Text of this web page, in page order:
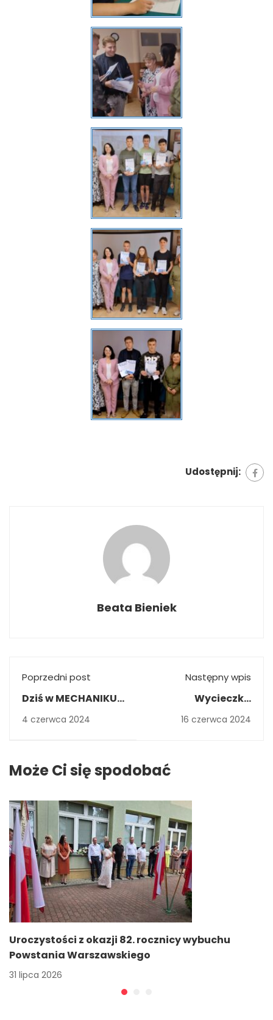
Udostępnij:
Beata Bieniek
Poprzedni post
Dziś w MECHANIKU
truskawkowy DZIEŃ
4 czerwca 2024
Następny wpis
Wycieczka
przyjaźni
16 czerwca 2024
Może Ci się spodobać
Uroczystości z okazji 82. rocznicy wybuchu
Powstania Warszawskiego
31 lipca 2026